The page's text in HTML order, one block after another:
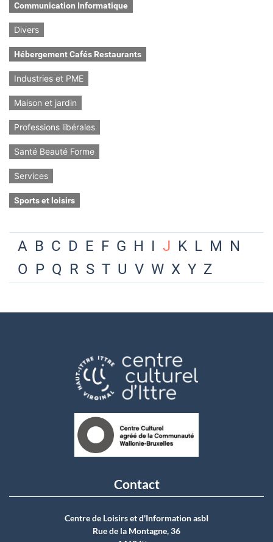
Communication Informatique
Divers
Hébergement Cafés Restaurants
Industries et PME
Maison et jardin
Professions libérales
Santé Beauté Forme
Services
Sports et loisirs
A B C D E F G H I J K L M N
O P Q R S T U V W X Y Z
Contact
Centre de Loisirs et d'Information asbI
Rue de la Montagne, 36